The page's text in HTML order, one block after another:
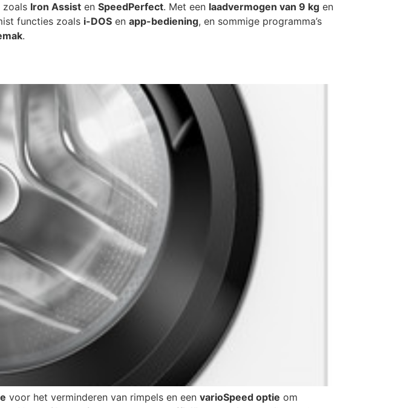
zoals Iron Assist en SpeedPerfect. Met een laadvermogen van 9 kg en
functies zoals i-DOS en app-bediening, en sommige programma’s
.
voor het verminderen van rimpels en een varioSpeed optie om